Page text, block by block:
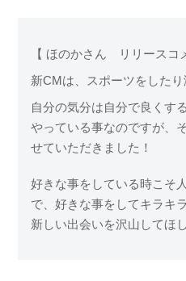
【 ほのかさん リリースコ
新CMは、スポーツをした
自分の気分は自分で良くす
やっている事なのですが、
せていただきました！
好きな事をしている時こそ
で、好きな事をしてキラキ
新しい出会いを沢山してほ